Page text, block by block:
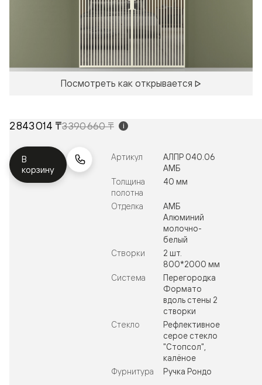
Посмотреть как открывается
2 843 014 ₸3 390 660 ₸ i
В
корзину
Артикул
АЛПР 040.06
АМБ
Толщина
полотна
40 мм
Отделка
АМБ
Алюминий
молочно-
белый
Створки
2 шт.
800*2000 мм
Система
Перегородка
Формато
вдоль стены 2
створки
Стекло
Рефлективное
серое стекло
"Стопсол",
калёное
Фурнитура
Ручка Рондо